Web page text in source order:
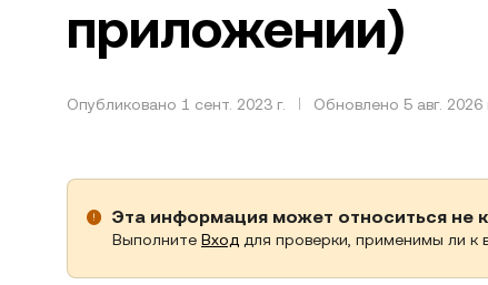
приложении)
Опубликовано 1 сент. 2023 г. Обновлено 5 авг. 2026
Эта информация может относиться не
Выполните Вход для проверки, применимы ли к